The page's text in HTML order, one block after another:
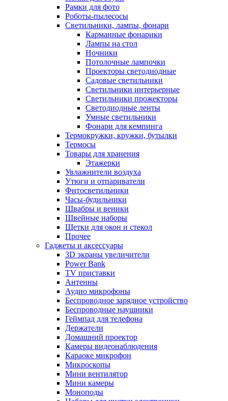
Рамки для фото
Роботы-пылесосы
Светильники, лампы, фонари
Карманные фонарики
Лампы на стол
Ночники
Потолочные лампочки
Проекторы светодиодные
Садовые светильники
Светильники интерьерные
Светильники прожекторы
Светодиодные ленты
Умные светильники
Фонари для кемпинга
Термокружки, кружки, бутылки
Термосы
Товары для хранения
Этажерки
Увлажнители воздуха
Утюги и отпариватели
Фитосветильники
Часы-будильники
Швабры и веники
Швейные наборы
Щетки для окон и стекол
Прочее
Гаджеты и аксессуары
3D экраны увеличители
Power Bank
TV приставки
Антенны
Аудио микрофоны
Беспроводное зарядное устройство
Беспроводные наушники
Геймпад для телефона
Держатели
Домашний проектор
Камеры видеонаблюдения
Караоке микрофон
Микроскопы
Мини вентилятор
Мини камеры
Моноподы